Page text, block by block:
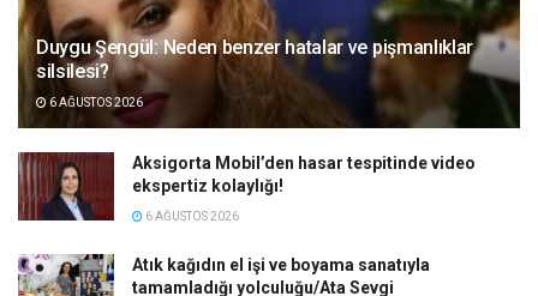
Duygu Şengül: Neden benzer hatalar ve pişmanlıklar
silsilesi?
6 AĞUSTOS 2026
Aksigorta Mobil’den hasar tespitinde video
ekspertiz kolaylığı!
6 AĞUSTOS 2026
Atık kağıdın el işi ve boyama sanatıyla
tamamladığı yolculuğu/Ata Sevgi